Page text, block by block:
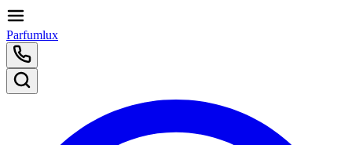
Parfumlux